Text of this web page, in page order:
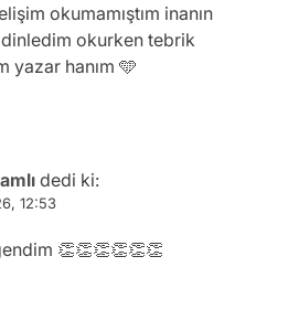
okumamıştım inanın
okurken tebrik
yazar hanım 🩵
dedi ki:
12:53
👏👏👏👏👏👏